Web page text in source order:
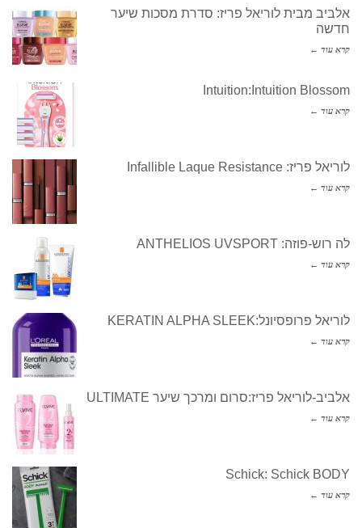
אלביב מבית לוריאל פריז: סדרת מסכות שיער
חדשה
קרא עוד ←
Intuition:Intuition Blossom
קרא עוד ←
לוריאל פריז: Infallible Laque Resistance
קרא עוד ←
לה רוש-פוזה: ANTHELIOS UVSPORT
קרא עוד ←
לוריאל פרופסיונל:KERATIN ALPHA SLEEK
קרא עוד ←
אלביב-לוריאל פריז:סרום ומרכך שיער ULTIMATE
קרא עוד ←
Schick: Schick BODY
קרא עוד ←